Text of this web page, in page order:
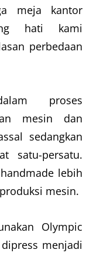
meja kantor
hati kami
perbedaan
proses
mesin dan
sedangkan
satu-persatu.
handmade lebih
mesin.
Olympic
menjadi